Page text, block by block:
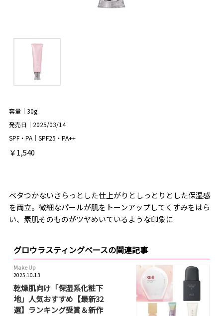
容量｜30g
発売日｜2025/03/14
SPF・PA｜SPF25・PA++
￥1,540
ベタつかないさらっとした仕上がりとしっとりとした保湿感
を両⽴。微細なパールが肌をトーンアップしてくすみをはら
い、素肌そのものがツヤめいているような印象に
グロウラスティングベースの関連記事
Make Up
2025.10.13
乾燥肌向け「保湿系化粧下
地」人気おすすめ【最新32
選】ランキング受賞＆新作